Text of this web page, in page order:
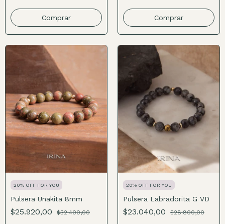
Comprar Comprar
20% OFF FOR YOU
Pulsera Unakita 8mm
$25.920,00 $32.400,00
20% OFF FOR YOU
Pulsera Labradorita G VD
$23.040,00 $28.800,00